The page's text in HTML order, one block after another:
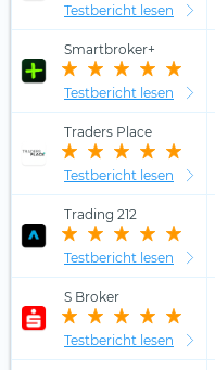
Testbericht lesen
Smartbroker+
Testbericht lesen
Traders Place
Testbericht lesen
Trading 212
Testbericht lesen
S Broker
Testbericht lesen